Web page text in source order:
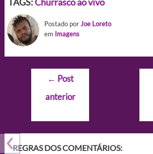
Postado porJoe Loreto
em Imagens
Navegação
Post
← Post
anterior
REGRAS DOS COMENTÁRIOS: